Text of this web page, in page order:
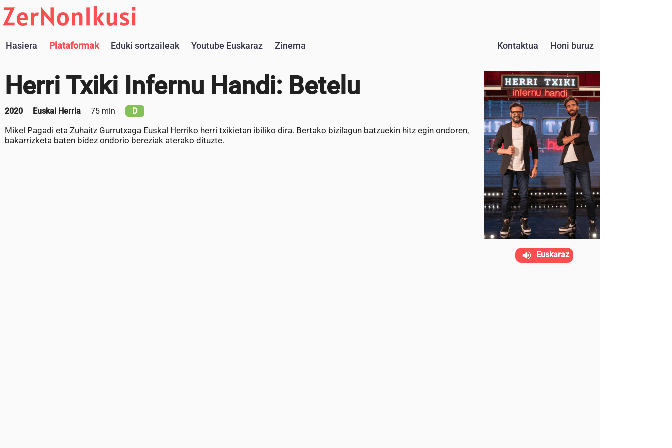
Hasiera Plataformak Eduki sortzaileak Youtube Euskaraz Zinema Kontaktua Honi buruz
Herri Txiki Infernu Handi: Betelu
2020 Euskal Herria 75 min D
Mikel Pagadi eta Zuhaitz Gurrutxaga Euskal Herriko herri txikietan ibiliko dira. Bertako bizilagun batzuekin hitz egin ondoren,
bakarrizketa baten bidez ondorio bereziak aterako dituzte.
Euskaraz